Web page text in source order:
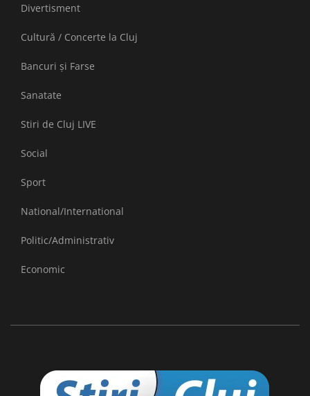
Divertisment
Cultură / Concerte la Cluj
Bancuri și Farse
Sanatate
Stiri de Cluj LIVE
Social
Sport
National/International
Politic/Administrativ
Economic